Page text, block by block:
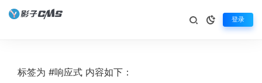
登录
标签为 #响应式 内容如下：